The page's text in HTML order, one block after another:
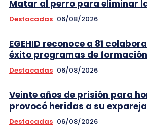
Matar al perro para eliminar
Destacadas 06/08/2026
EGEHID reconoce a 81
éxito programas de
Destacadas 06/08/2026
Veinte años de prisión para
provocó heridas a su expareja
Destacadas 06/08/2026